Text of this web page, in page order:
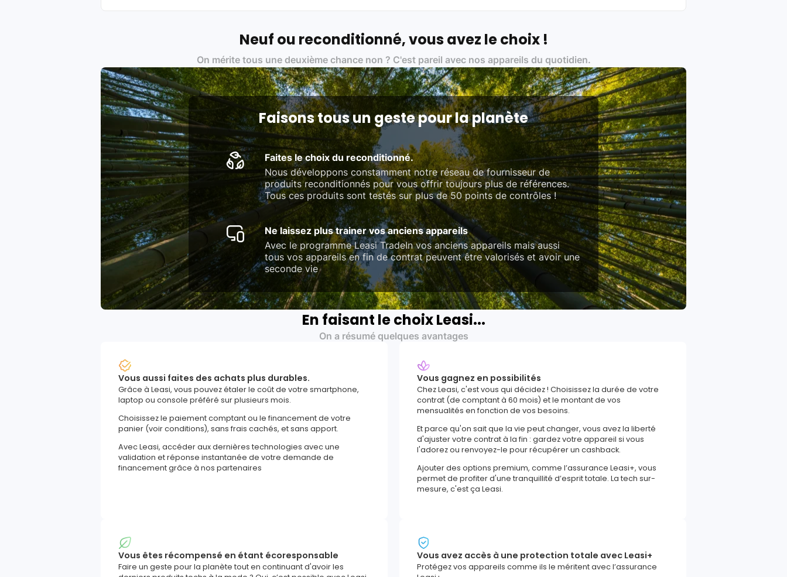
Labels environnementaux & qualité de nos partenaires :
Produits testés et vérifiés selon des standards rigoureux (80 à 100 points de contrôle en fonction des produits)
Respect des normes RAEE, RoHS, et du référentiel QualiRepar (bonus réparation)
Neuf ou reconditionné, vous avez le choix !
On mérite tous une deuxième chance non ? C'est pareil avec nos appareils du quotidien.
Faisons tous un geste pour la planète
Faites le choix du reconditionné.
Nous développons constamment notre réseau de fournisseur de
produits reconditionnés pour vous offrir toujours plus de références.
Tous ces produits sont testés sur plus de 50 points de contrôles !
Ne laissez plus trainer vos anciens appareils
Avec le programme Leasi TradeIn vos anciens appareils mais aussi
tous vos appareils en fin de contrat peuvent être valorisés et avoir une
seconde vie
En faisant le choix Leasi...
On a résumé quelques avantages
Vous aussi faites des achats plus durables.
Grâce à Leasi, vous pouvez étaler le coût de votre smartphone,
laptop ou console préféré sur plusieurs mois.
Choisissez le paiement comptant ou le financement de votre
panier (voir conditions), sans frais cachés, et sans apport.
Avec Leasi, accéder aux dernières technologies avec une
validation et réponse instantanée de votre demande de
financement grâce à nos partenaires
Vous gagnez en possibilités
Chez Leasi, c'est vous qui décidez ! Choisissez la durée de votre
contrat (de comptant à 60 mois) et le montant de vos
mensualités en fonction de vos besoins.
Et parce qu'on sait que la vie peut changer, vous avez la liberté
d'ajuster votre contrat à la fin : gardez votre appareil si vous
l'adorez ou renvoyez-le pour récupérer un cashback.
Ajouter des options premium, comme l’assurance Leasi+, vous
permet de profiter d'une tranquillité d’esprit totale. La tech sur-
mesure, c'est ça Leasi.
Vous êtes récompensé en étant écoresponsable
Faire un geste pour la planète tout en continuant d'avoir les
Vous avez accès à une protection totale avec Leasi+
Protégez vos appareils comme ils le méritent avec l’assurance